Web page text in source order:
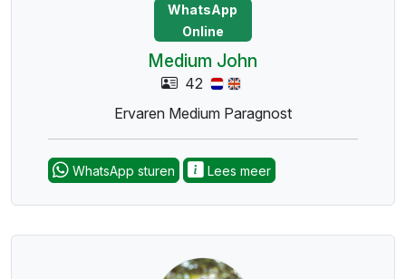
WhatsApp
Online
Medium John
42
Ervaren Medium Paragnost
WhatsApp sturen Lees meer